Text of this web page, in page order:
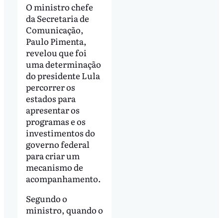
O ministro chefe
da Secretaria de
Comunicação,
Paulo Pimenta,
revelou que foi
uma determinação
do presidente Lula
percorrer os
estados para
apresentar os
programas e os
investimentos do
governo federal
para criar um
mecanismo de
acompanhamento.
Segundo o
ministro, quando o